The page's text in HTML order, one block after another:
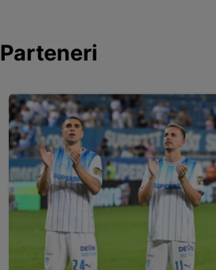
Parteneri